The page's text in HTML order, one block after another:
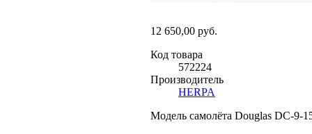
12 650,00 руб.
Код товара
572224
Производитель
HERPA
Модель самолёта Douglas DC-9-